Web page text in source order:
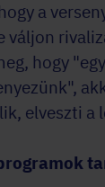
a
váljon
hogy
elveszti a